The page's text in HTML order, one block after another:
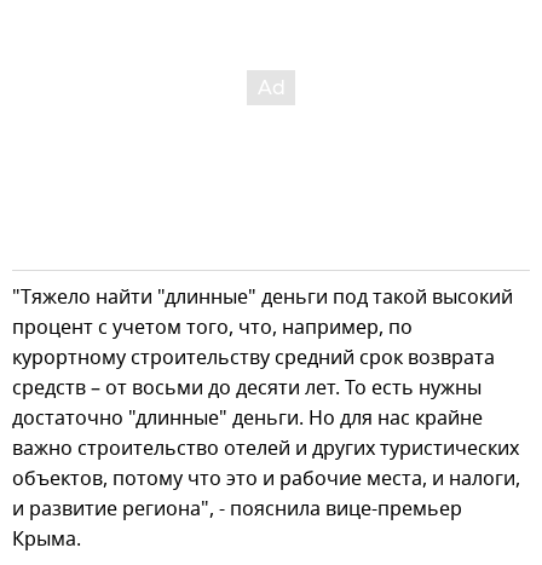
"Тяжело найти "длинные" деньги под такой высокий
процент с учетом того, что, например, по
курортному строительству средний срок возврата
средств – от восьми до десяти лет. То есть нужны
достаточно "длинные" деньги. Но для нас крайне
важно строительство отелей и других туристических
объектов, потому что это и рабочие места, и налоги,
и развитие региона", - пояснила вице-премьер
Крыма.